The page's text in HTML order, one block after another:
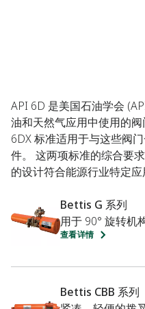
API 6D 是美国石油学会
油和天然气应用中使用的
6DX 标准适用于与这些阀
件。 这两项标准的综合要
的设计符合能源行业特定
API 6DX 标准规定了合规执
计、制造、检验、测试和
最小尺寸要求。
为使执行机构完全符合 API
Bettis G 系列
用于 90° 旋转机
查看详情
Bettis CBB 系列